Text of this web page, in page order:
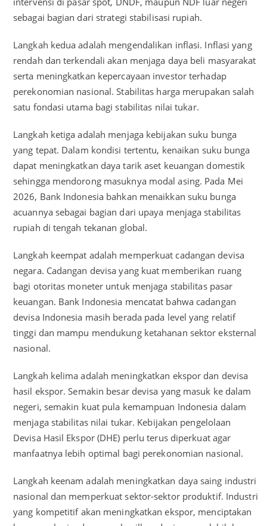
sebagai bagian dari strategi stabilisasi rupiah.
Langkah kedua adalah mengendalikan inflasi. Inflasi yang
rendah dan terkendali akan menjaga daya beli masyarakat
serta meningkatkan kepercayaan investor terhadap
perekonomian nasional. Stabilitas harga merupakan salah
satu fondasi utama bagi stabilitas nilai tukar.
Langkah ketiga adalah menjaga kebijakan suku bunga
yang tepat. Dalam kondisi tertentu, kenaikan suku bunga
dapat meningkatkan daya tarik aset keuangan domestik
sehingga mendorong masuknya modal asing. Pada Mei
2026, Bank Indonesia bahkan menaikkan suku bunga
acuannya sebagai bagian dari upaya menjaga stabilitas
rupiah di tengah tekanan global.
Langkah keempat adalah memperkuat cadangan devisa
negara. Cadangan devisa yang kuat memberikan ruang
bagi otoritas moneter untuk menjaga stabilitas pasar
keuangan. Bank Indonesia mencatat bahwa cadangan
devisa Indonesia masih berada pada level yang relatif
tinggi dan mampu mendukung ketahanan sektor eksternal
nasional.
Langkah kelima adalah meningkatkan ekspor dan devisa
hasil ekspor. Semakin besar devisa yang masuk ke dalam
negeri, semakin kuat pula kemampuan Indonesia dalam
menjaga stabilitas nilai tukar. Kebijakan pengelolaan
Devisa Hasil Ekspor (DHE) perlu terus diperkuat agar
manfaatnya lebih optimal bagi perekonomian nasional.
Langkah keenam adalah meningkatkan daya saing industri
nasional dan memperkuat sektor-sektor produktif. Industri
yang kompetitif akan meningkatkan ekspor, menciptakan